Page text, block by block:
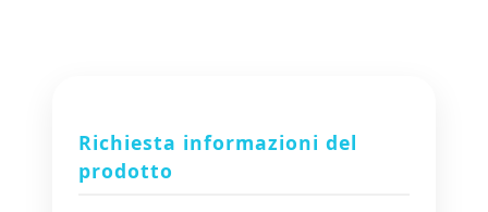
Richiesta informazioni del
prodotto